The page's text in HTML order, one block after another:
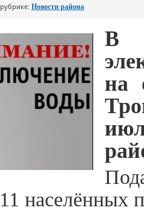
Новости района
В
на
населённых